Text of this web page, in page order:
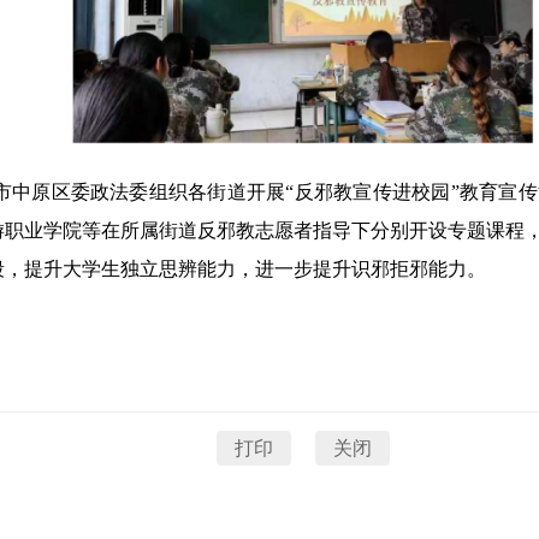
原区委政法委组织各街道开展“反邪教宣传进校园”教育宣
业学院等在所属街道反邪教志愿者指导下分别开设专题课
提升大学生独立思辨能力，进一步提升识邪拒邪能力。
打印 关闭